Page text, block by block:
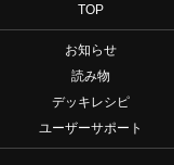
TOP
お知らせ
読み物
デッキレシピ
ユーザーサポート